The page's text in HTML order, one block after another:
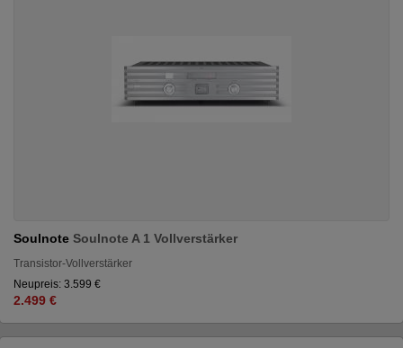
Soulnote Soulnote A 1 Vollverstärker
Transistor-Vollverstärker
Neupreis: 3.599 €
2.499 €